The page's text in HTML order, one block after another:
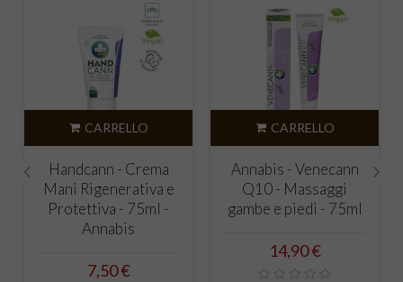
CARRELLO
Handcann - Crema
Mani Rigenerativa e
Protettiva - 75ml -
Annabis
Prezzo
7,50 €
CARRELLO
Annabis - Venecann
Q10 - Massaggi
gambe e piedi - 75ml
Prezzo
14,90 €